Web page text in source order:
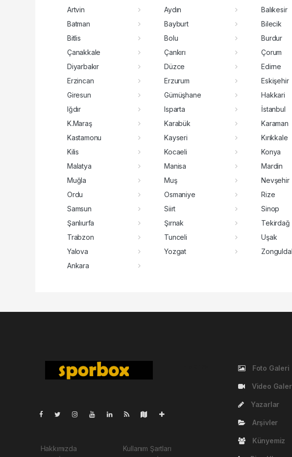
Artvin
Aydın Balıkesir
Batman
Bayburt Bilecik
Bitlis
Bolu Burdur
Çanakkale
Çankırı Çorum
Diyarbakır
Düzce Edirne
Erzincan
Erzurum Eskişehir
Giresun
Gümüşhane Hakkari
Iğdır
Isparta İstanbul
K.Maraş
Karabük Karaman
Kastamonu
Kayseri Kırıkkale
Kilis
Kocaeli Konya
Malatya
Manisa Mardin
Muğla
Muş Nevşehir
Ordu
Osmaniye Rize
Samsun
Siirt Sinop
Şanlıurfa
Şırnak Tekirdağ
Trabzon
Tunceli Uşak
Yalova
Yozgat
Ankara
Hakkımızda
Kullanım Şartları
Foto Galeri
Video
Yazarlar
Arşivler
Künyemiz